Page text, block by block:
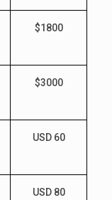
$1800
$3000
USD 60
USD 80